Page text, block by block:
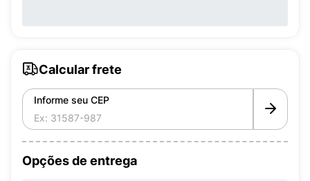
Calcular frete
Informe seu CEP
Opções de entrega